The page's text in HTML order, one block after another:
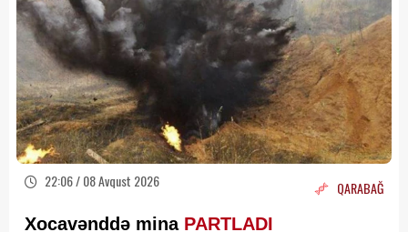
22:06 / 08 Avqust 2026 QARABAĞ
Xocavənddə mina PARTLADI